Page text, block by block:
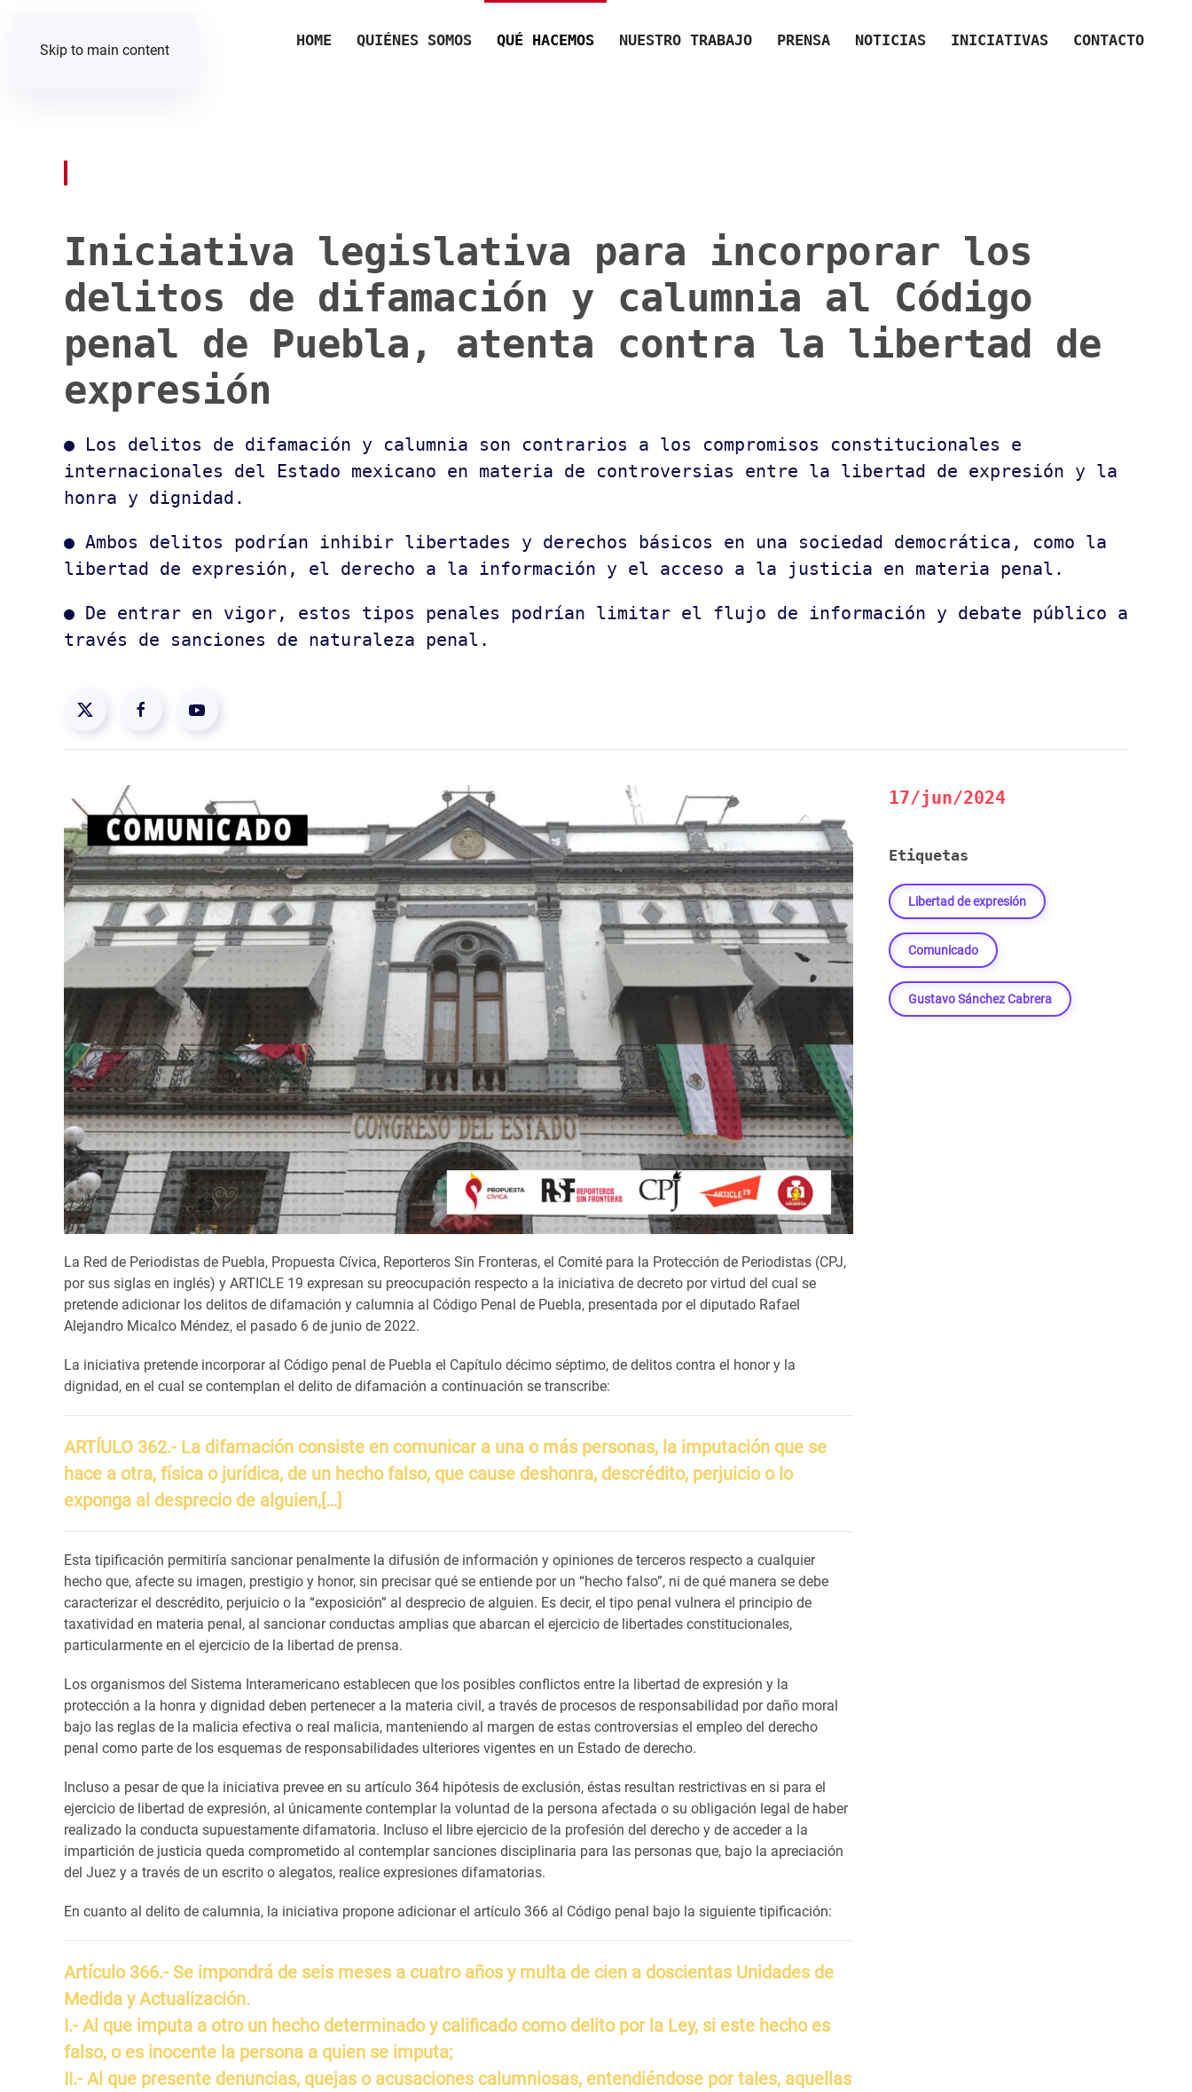
Skip to main content
HOME QUIÉNES SOMOS QUÉ HACEMOS NUESTRO TRABAJO PRENSA NOTICIAS INICIATIVAS CONTACTO
Iniciativa legislativa para incorporar los
delitos de difamación y calumnia al Código
penal de Puebla, atenta contra la libertad de
expresión
● Los delitos de difamación y calumnia son contrarios a los compromisos constitucionales e
internacionales del Estado mexicano en materia de controversias entre la libertad de expresión y la
honra y dignidad.
● Ambos delitos podrían inhibir libertades y derechos básicos en una sociedad democrática, como la
libertad de expresión, el derecho a la información y el acceso a la justicia en materia penal.
● De entrar en vigor, estos tipos penales podrían limitar el flujo de información y debate público a
través de sanciones de naturaleza penal.
La Red de Periodistas de Puebla, Propuesta Cívica, Reporteros Sin Fronteras, el Comité para la Protección de Periodistas (CPJ,
por sus siglas en inglés) y ARTICLE 19 expresan su preocupación respecto a la iniciativa de decreto por virtud del cual se
pretende adicionar los delitos de difamación y calumnia al Código Penal de Puebla, presentada por el diputado Rafael
Alejandro Micalco Méndez, el pasado 6 de junio de 2022.
La iniciativa pretende incorporar al Código penal de Puebla el Capítulo décimo séptimo, de delitos contra el honor y la
dignidad, en el cual se contemplan el delito de difamación a continuación se transcribe:
ARTÍULO 362.- La difamación consiste en comunicar a una o más personas, la imputación que se
hace a otra, física o jurídica, de un hecho falso, que cause deshonra, descrédito, perjuicio o lo
exponga al desprecio de alguien,[…]
Esta tipificación permitiría sancionar penalmente la difusión de información y opiniones de terceros respecto a cualquier
hecho que, afecte su imagen, prestigio y honor, sin precisar qué se entiende por un “hecho falso”, ni de qué manera se debe
caracterizar el descrédito, perjuicio o la “exposición” al desprecio de alguien. Es decir, el tipo penal vulnera el principio de
taxatividad en materia penal, al sancionar conductas amplias que abarcan el ejercicio de libertades constitucionales,
particularmente en el ejercicio de la libertad de prensa.
Los organismos del Sistema Interamericano establecen que los posibles conflictos entre la libertad de expresión y la
protección a la honra y dignidad deben pertenecer a la materia civil, a través de procesos de responsabilidad por daño moral
bajo las reglas de la malicia efectiva o real malicia, manteniendo al margen de estas controversias el empleo del derecho
penal como parte de los esquemas de responsabilidades ulteriores vigentes en un Estado de derecho.
Incluso a pesar de que la iniciativa prevee en su artículo 364 hipótesis de exclusión, éstas resultan restrictivas en si para el
ejercicio de libertad de expresión, al únicamente contemplar la voluntad de la persona afectada o su obligación legal de haber
realizado la conducta supuestamente difamatoria. Incluso el libre ejercicio de la profesión del derecho y de acceder a la
impartición de justicia queda comprometido al contemplar sanciones disciplinaria para las personas que, bajo la apreciación
del Juez y a través de un escrito o alegatos, realice expresiones difamatorias.
En cuanto al delito de calumnia, la iniciativa propone adicionar el artículo 366 al Código penal bajo la siguiente tipificación:
Artículo 366.- Se impondrá de seis meses a cuatro años y multa de cien a doscientas Unidades de
Medida y Actualización.
I.- Al que imputa a otro un hecho determinado y calificado como delito por la Ley, si este hecho es
falso, o es inocente la persona a quien se imputa;
II.- Al que presente denuncias, quejas o acusaciones calumniosas, entendiéndose por tales, aquellas
17/jun/2024
Etiquetas
Libertad de expresión
Comunicado
Gustavo Sánchez Cabrera